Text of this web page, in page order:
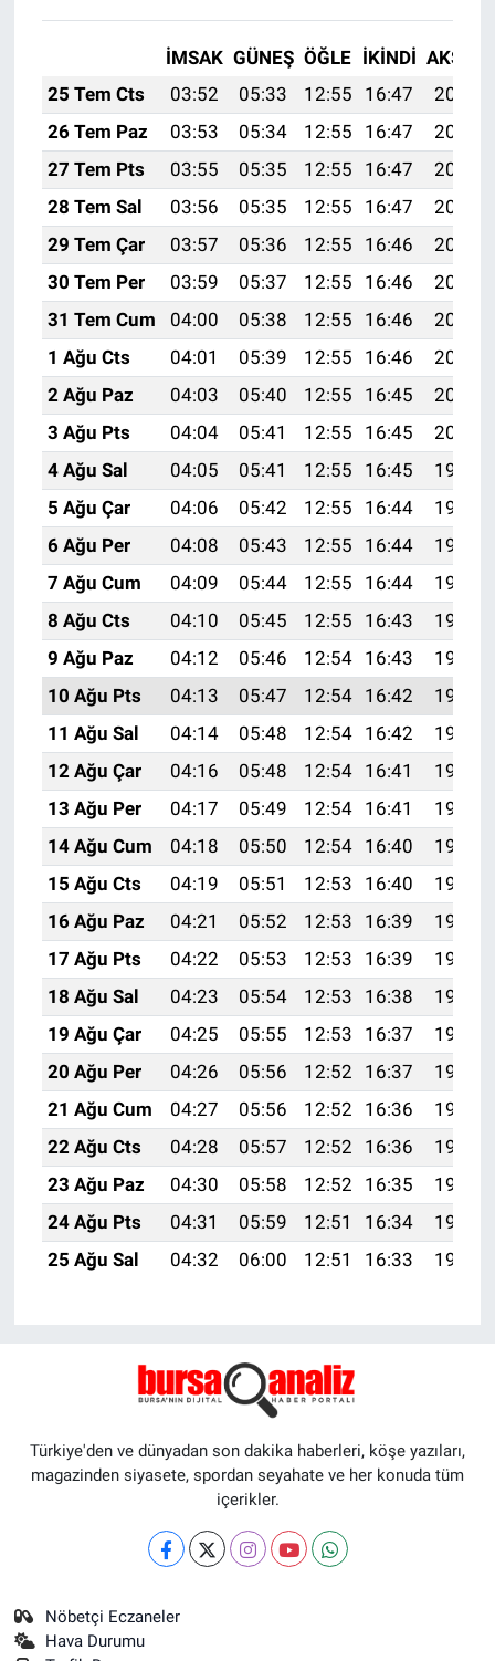
İMSAK GÜNEŞ ÖĞLE İKINDI AKŞAM
25 Tem Cts
03:52 05:33 12:55 16:47
20:08
26 Tem Paz
03:53 05:34 12:55 16:47
20:07
27 Tem Pts
03:55 05:35 12:55 16:47
20:06
28 Tem Sal
03:56 05:35 12:55 16:47
20:05
29 Tem Çar
03:57 05:36 12:55 16:46
20:05
30 Tem Per
03:59 05:37 12:55 16:46
20:04
31 Tem Cum
04:00 05:38 12:55 16:46
20:03
1 Ağu Cts
04:01 05:39 12:55 16:46
20:02
2 Ağu Paz
04:03 05:40 12:55 16:45
20:01
3 Ağu Pts
04:04 05:41 12:55 16:45
20:00
4 Ağu Sal
04:05 05:41 12:55 16:45
19:59
5 Ağu Çar
04:06 05:42 12:55 16:44
19:58
6 Ağu Per
04:08 05:43 12:55 16:44
19:57
7 Ağu Cum
04:09 05:44 12:55 16:44
19:55
8 Ağu Cts
04:10 05:45 12:55 16:43
19:54
9 Ağu Paz
04:12 05:46 12:54 16:43
19:53
10 Ağu Pts
04:13 05:47 12:54 16:42
19:52
11 Ağu Sal
04:14 05:48 12:54 16:42
19:51
12 Ağu Çar
04:16 05:48 12:54 16:41
19:50
13 Ağu Per
04:17 05:49 12:54 16:41
19:48
14 Ağu Cum
04:18 05:50 12:54 16:40
19:47
15 Ağu Cts
04:19 05:51 12:53 16:40
19:46
16 Ağu Paz
04:21 05:52 12:53 16:39
19:45
17 Ağu Pts
04:22 05:53 12:53 16:39
19:43
18 Ağu Sal
04:23 05:54 12:53 16:38
19:42
19 Ağu Çar
04:25 05:55 12:53 16:37
19:41
20 Ağu Per
04:26 05:56 12:52 16:37
19:39
21 Ağu Cum
04:27 05:56 12:52 16:36
19:38
22 Ağu Cts
04:28 05:57 12:52 16:36
19:37
23 Ağu Paz
04:30 05:58 12:52 16:35
19:35
24 Ağu Pts
04:31 05:59 12:51 16:34
19:34
25 Ağu Sal
04:32 06:00 12:51 16:33 19:32
Türkiye'den ve dünyadan son dakika haberleri, köşe yazıları,
magazinden siyasete, spordan seyahate ve her konuda tüm
içerikler.
Nöbetçi Eczaneler
Hava Durumu